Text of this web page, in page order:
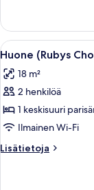
Choice)
Avaa
kaikki
huonetyypin
Huone
(Rubys
Choice
Upgraded)
kuvat
6
Huone (Rubys
18 m²
2 henkilöä
1 keskisuuri
Ilmainen Wi-Fi
Lisätietoja
Lisätietoja